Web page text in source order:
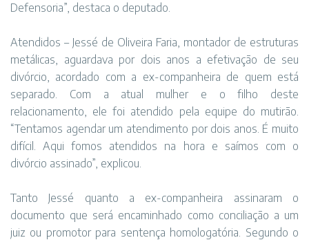
Defensoria”, destaca o deputado.
Atendidos – Jessé de Oliveira Faria, montador de estruturas
metálicas, aguardava por dois anos a efetivação de seu
divórcio, acordado com a ex-companheira de quem está
separado. Com a atual mulher e o filho deste
relacionamento, ele foi atendido pela equipe do mutirão.
“Tentamos agendar um atendimento por dois anos. É muito
difícil. Aqui fomos atendidos na hora e saímos com o
divórcio assinado”, explicou.
Tanto Jessé quanto a ex-companheira assinaram o
documento que será encaminhado como conciliação a um
juiz ou promotor para sentença homologatória. Segundo o